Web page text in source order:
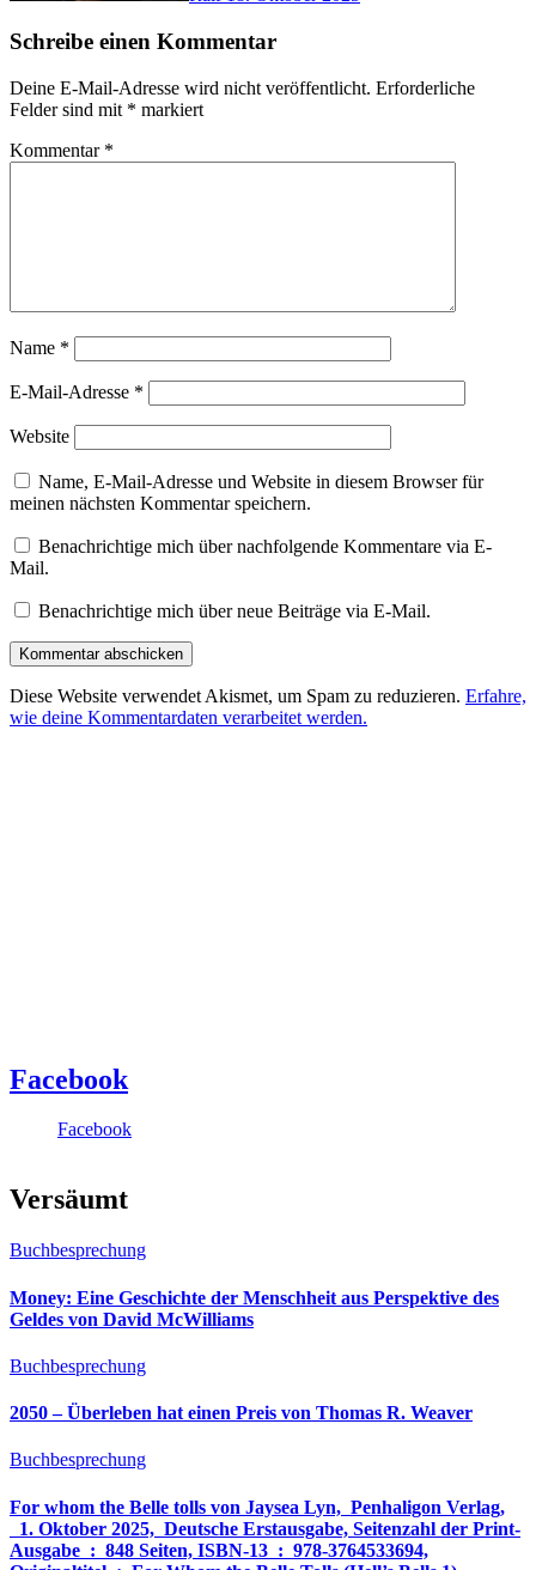
Schreibe einen Kommentar
Deine E-Mail-Adresse wird nicht veröffentlicht. Erforderliche
Felder sind mit * markiert
Kommentar *
Name *
E-Mail-Adresse *
Website
Name, E-Mail-Adresse und Website in diesem Browser für
meinen nächsten Kommentar speichern.
Benachrichtige mich über nachfolgende Kommentare via E-
Mail.
Benachrichtige mich über neue Beiträge via E-Mail.
Diese Website verwendet Akismet, um Spam zu reduzieren. Erfahre,
wie deine Kommentardaten verarbeitet werden.
Facebook
Facebook
Versäumt
Buchbesprechung
Money: Eine Geschichte der Menschheit aus Perspektive des
Geldes von David McWilliams
Buchbesprechung
2050 – Überleben hat einen Preis von Thomas R. Weaver
Buchbesprechung
For whom the Belle tolls von Jaysea Lyn, ‎ Penhaligon Verlag,
‎ 1. Oktober 2025, ‎ Deutsche Erstausgabe, Seitenzahl der Print-
Ausgabe ‏ : ‎ 848 Seiten, ISBN-13 ‏ : ‎ 978-3764533694,